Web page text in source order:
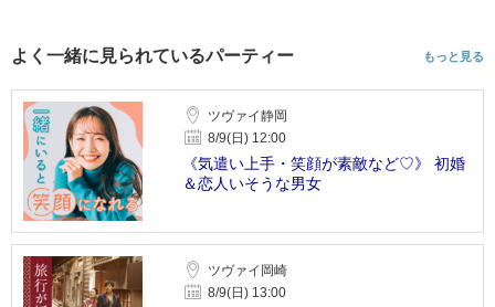
よく一緒に見られているパーティー もっと見る
ツヴァイ静岡
8/9(日) 12:00
《気遣い上手・笑顔が素敵など♡》 初婚
＆恋人いそうな男女
ツヴァイ岡崎
8/9(日) 13:00